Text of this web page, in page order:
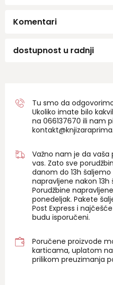
Komentari
dostupnost u radnji
Tu smo da
Ukoliko imate bilo
na 066137670 ili nam
Važno nam je da vaša
vas. Zato sve
danom do 13h
napravljene nakon
Porudžbine
ponedeljak. Pakete
Post Express i
budu isporučeni.
Poručene proizvode
karticama, uplatom
prilikom preuzimanja